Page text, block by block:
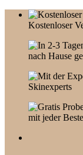
Skip
Kostenloser
nach Hause
Skinexperts
mit jeder